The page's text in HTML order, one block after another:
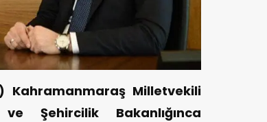
Kahramanmaraş Milletvekili
Şehircilik Bakanlığınca